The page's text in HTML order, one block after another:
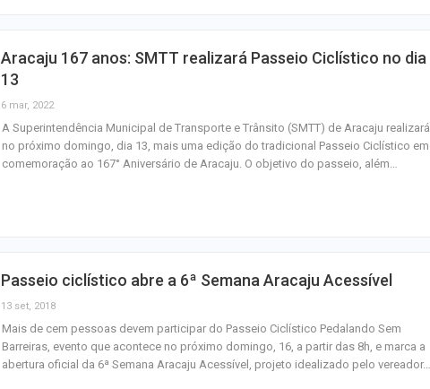
Aracaju 167 anos: SMTT realizará Passeio Ciclístico no dia
13
6 mar, 2022
A Superintendência Municipal de Transporte e Trânsito (SMTT) de Aracaju realizará
no próximo domingo, dia 13, mais uma edição do tradicional Passeio Ciclístico em
comemoração ao 167° Aniversário de Aracaju. O objetivo do passeio, além…
Passeio ciclístico abre a 6ª Semana Aracaju Acessível
13 set, 2018
Mais de cem pessoas devem participar do Passeio Ciclístico Pedalando Sem
Barreiras, evento que acontece no próximo domingo, 16, a partir das 8h, e marca a
abertura oficial da 6ª Semana Aracaju Acessível, projeto idealizado pelo vereador…